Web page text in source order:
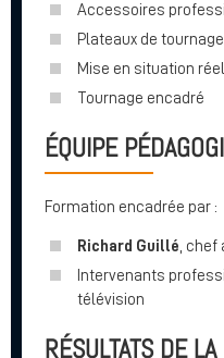
Accessoires
Plateaux de tournage
Mise en situation
Tournage encadré
ÉQUIPE
Formation encadrée par :
Richard Guillé, chef
Intervenants
télévision
RÉSULTATS DE